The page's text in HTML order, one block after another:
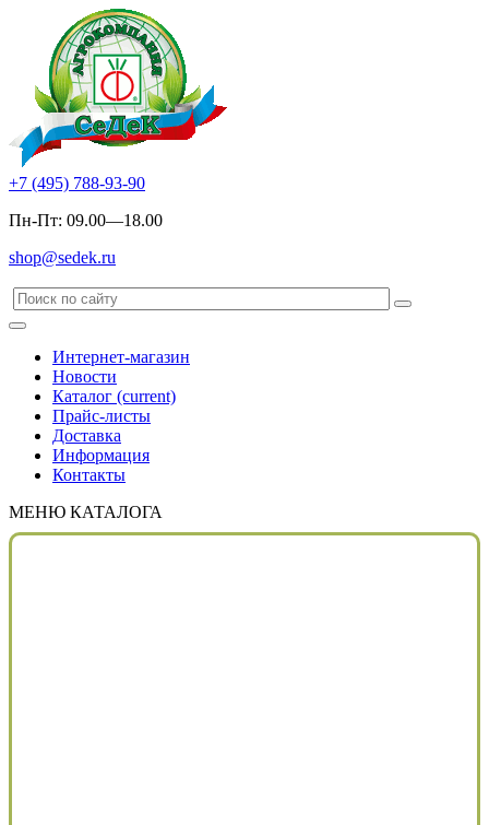
+7 (495) 788-93-90
Пн-Пт: 09.00—18.00
shop@sedek.ru
Интернет-магазин
Новости
Каталог (current)
Прайс-листы
Доставка
Информация
Контакты
МЕНЮ КАТАЛОГА